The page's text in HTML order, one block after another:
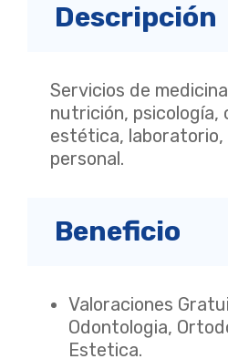
Descripción
Servicios de
nutrición, psicología,
estética,
personal.
Beneficio
Valoraciones
Odontologia,
Estetica.